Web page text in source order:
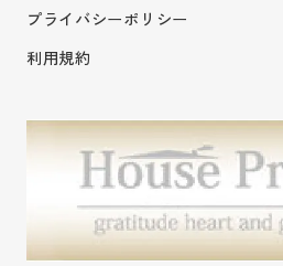
プライバシーポリシー
利用規約